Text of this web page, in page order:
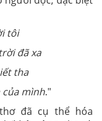
tôi
đã xa
tha
mình."
đã cụ thể hóa